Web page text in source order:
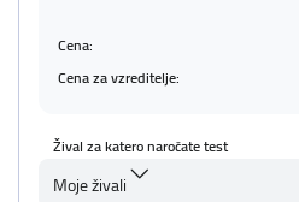
Cena:
Cena za vzreditelje:
Žival za katero naročate test
Moje živali